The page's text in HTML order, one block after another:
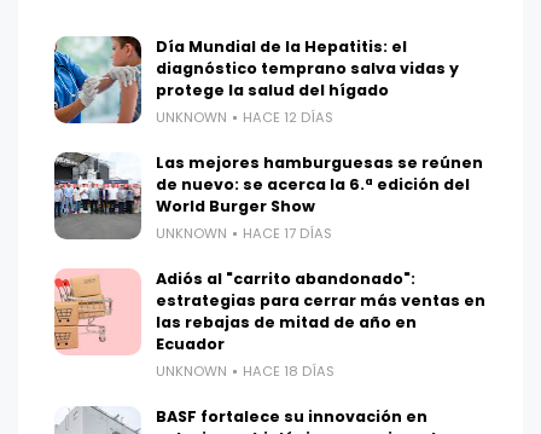
Día Mundial de la Hepatitis: el
diagnóstico temprano salva vidas y
protege la salud del hígado
UNKNOWN HACE 12 DÍAS
Las mejores hamburguesas se reúnen
de nuevo: se acerca la 6.ª edición del
World Burger Show
UNKNOWN HACE 17 DÍAS
Adiós al "carrito abandonado":
estrategias para cerrar más ventas en
las rebajas de mitad de año en
Ecuador
UNKNOWN HACE 18 DÍAS
BASF fortalece su innovación en